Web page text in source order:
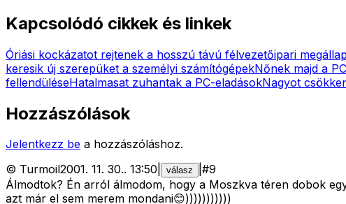
Kapcsolódó cikkek és linkek
Óriási kockázatot rejtenek a hosszú távú félvezetőipari
keresik új szerepüket a személyi számítógépekNőnek majd a
fellendüléseHatalmasat zuhantak a PC-eladásokNagyot
Hozzászólások
Jelentkezz be a hozzászóláshoz.
© Turmoil2001. 11. 30.. 13:50 válasz #9
Álmodtok? Én arról álmodom, hogy a Moszkva téren dobok
azt már el sem merem mondani😊)))))))))))